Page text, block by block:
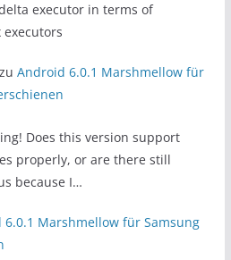
executor in terms of
zuAndroid 6.0.1 Marshmellow für
Does this version support
properly, or are there still
because I…
6.0.1 Marshmellow für Samsung